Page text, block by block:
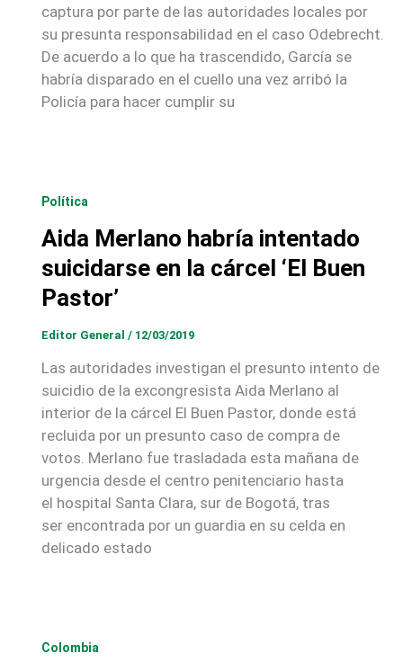
captura por parte de las autoridades locales por
su presunta responsabilidad en el caso Odebrecht.
De acuerdo a lo que ha trascendido, García se
habría disparado en el cuello una vez arribó la
Policía para hacer cumplir su
Política
Aida Merlano habría intentado
suicidarse en la cárcel ‘El Buen
Pastor’
Editor General / 12/03/2019
Las autoridades investigan el presunto intento de
suicidio de la excongresista Aida Merlano al
interior de la cárcel El Buen Pastor, donde está
recluida por un presunto caso de compra de
votos. Merlano fue trasladada esta mañana de
urgencia desde el centro penitenciario hasta
el hospital Santa Clara, sur de Bogotá, tras
ser encontrada por un guardia en su celda en
delicado estado
Colombia